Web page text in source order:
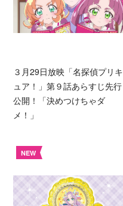
３月29日放映「名探偵プリキ
ュア！」第９話あらすじ先行
公開！「決めつけちゃダ
メ！」
NEW